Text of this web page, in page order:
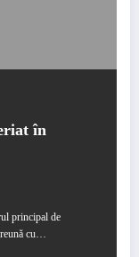
în
principal de
cu…